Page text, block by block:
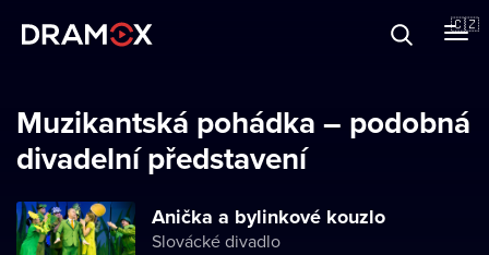
🇨🇿
Registrujte se
Muzikantská pohádka – podobná
divadelní představení
Anička a bylinkové kouzlo
Slovácké divadlo